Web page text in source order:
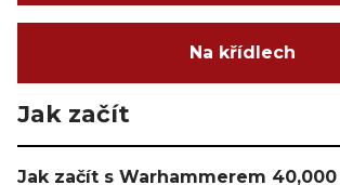
Na křídlech
Jak začít
Jak začít s Warhammerem